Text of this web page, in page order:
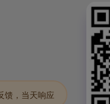
馈，当天响应